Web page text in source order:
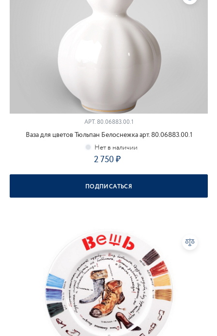
АРТ.80.06883.00.1
Ваза для цветов Тюльпан Белоснежка арт. 80.06883.00.1
2 750
ПОДПИСАТЬСЯ